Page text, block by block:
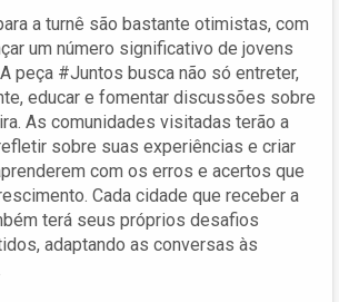
a turnê são bastante otimistas, com
um número significativo de jovens
peça #Juntos busca não só entreter,
educar e fomentar discussões sobre
As comunidades visitadas terão a
sobre suas experiências e criar
com os erros e acertos que
Cada cidade que receber a
terá seus próprios desafios
adaptando as conversas às